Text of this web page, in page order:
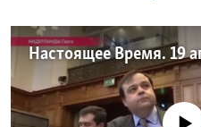
Настоящее Время. 19